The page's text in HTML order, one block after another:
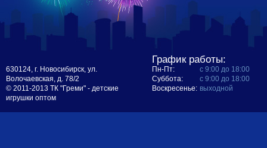
630124, г. Новосибирск, ул.
Волочаевская, д. 78/2
© 2011-2013 ТК "Греми" - детские
игрушки оптом
График работы:
Пн-Пт:
с 9:00 до 18:00
Суббота:
с 9:00 до 18:00
Воскресенье: выходной